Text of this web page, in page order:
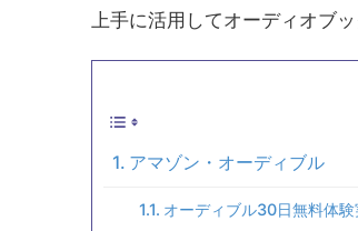
上手に活用してオーディオブ
アマゾン・オーディブル
オーディブル30日無料体験